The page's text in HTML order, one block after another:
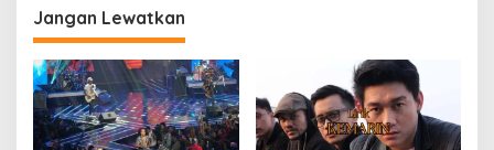
Jangan Lewatkan